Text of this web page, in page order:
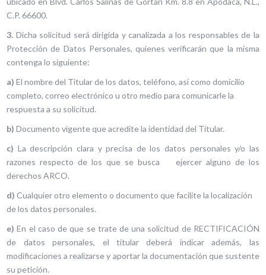
C.P. 66600.
3. Dicha solicitud será dirigida y canalizada a los responsables de la
Protección de Datos Personales, quienes verificarán que la misma
contenga lo siguiente:
a) El nombre del Titular de los datos, teléfono, así como domicilio
completo, correo electrónico u otro medio para comunicarle la
respuesta a su solicitud.
b) Documento vigente que acredite la identidad del Titular.
c) La descripción clara y precisa de los datos personales y/o las
razones respecto de los que se busca ejercer alguno de los
derechos ARCO.
d) Cualquier otro elemento o documento que facilite la localización
de los datos personales.
e) En el caso de que se trate de una solicitud de RECTIFICACIÓN
de datos personales, el titular deberá indicar además, las
modificaciones a realizarse y aportar la documentación que sustente
su petición.